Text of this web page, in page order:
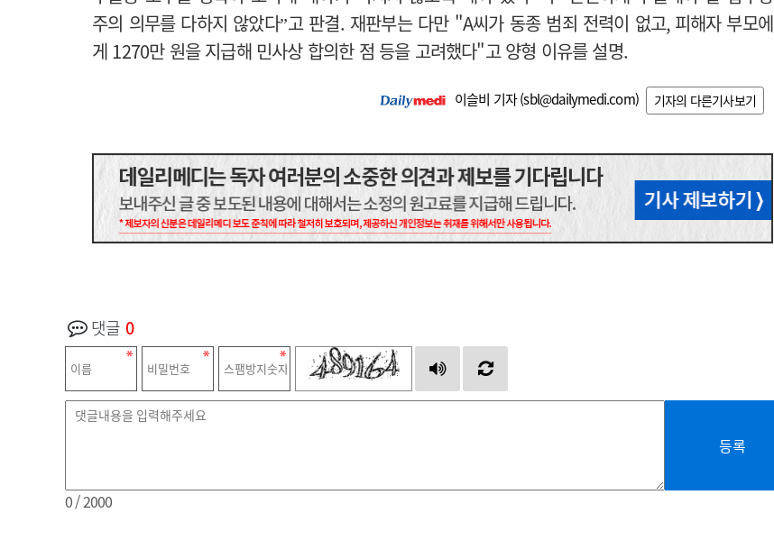
주의 의무를 다하지 않았다”고 판결. 재판부는 다만 "A씨가 동종 범죄 전력이 없고, 피해자 부모에
게 1270만 원을 지급해 민사상 합의한 점 등을 고려했다"고 양형 이유를 설명.
이슬비 기자 (sbl@dailymedi.com) 기자의 다른기사보기
댓글 0
등록
0/ 2000